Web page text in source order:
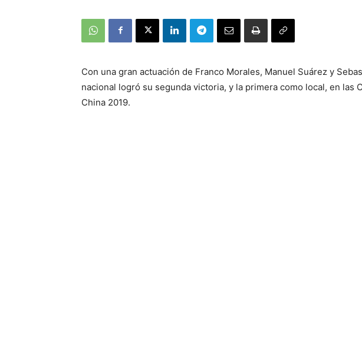
Con una gran actuación de Franco Morales, Manuel Suárez y
nacional logró su segunda victoria, y la primera como local, en las
China 2019.